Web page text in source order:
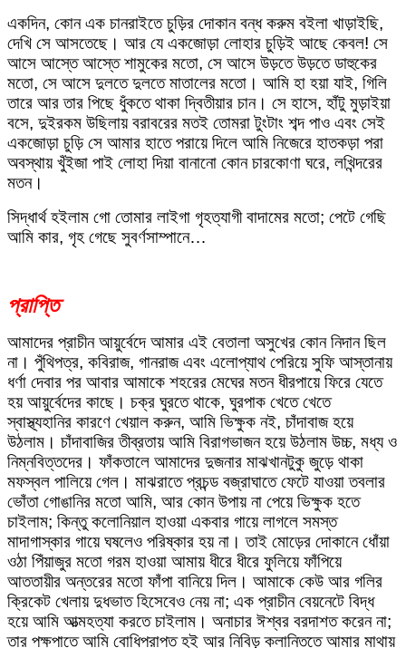
একদিন, কোন এক চানরাইতে চুড়ির দোকান বন্ধ করুম বইলা খাড়াইছি,
দেখি সে আসতেছে। আর যে একজোড়া লোহার চুড়িই আছে কেবল! সে
আসে আস্তে আস্তে শামুকের মতো, সে আসে উড়তে উড়তে ডাহুকের
মতো, সে আসে দুলতে দুলতে মাতালের মতো। আমি হা হয়া যাই, গিলি
তারে আর তার পিছে ধুঁকতে থাকা দ্বিতীয়ার চান। সে হাসে, হাঁটু মুড়াইয়া
বসে, দুইরকম উছিলায় বরাবরের মতই তোমরা টুংটাং শব্দ পাও এবং সেই
একজোড়া চুড়ি সে আমার হাতে পরায়ে দিলে আমি নিজেরে হাতকড়া পরা
অবস্থায় খুঁইজা পাই লোহা দিয়া বানানো কোন চারকোণা ঘরে, লখিন্দরের
মতন।
সিদ্ধার্থ হইলাম গো তোমার লাইগা গৃহত্যাগী বাদামের মতো; পেটে গেছি
আমি কার, গৃহ গেছে সুবর্ণসাম্পানে…
প্রাপ্তি
আমাদের প্রাচীন আয়ুর্বেদে আমার এই বেতালা অসুখের কোন নিদান ছিল
না। পুঁথিপত্র, কবিরাজ, গানরাজ এবং এলোপ্যাথ পেরিয়ে সুফি আস্তানায়
ধর্ণা দেবার পর আবার আমাকে শহরের মেঘের মতন ধীরপায়ে ফিরে যেতে
হয় আয়ুর্বেদের কাছে। চক্র ঘুরতে থাকে, ঘুরপাক খেতে খেতে
স্বাস্থ্যহানির কারণে খেয়াল করুন, আমি ভিক্ষুক নই, চাঁদাবাজ হয়ে
উঠলাম। চাঁদাবাজির তীব্রতায় আমি বিরাগভাজন হয়ে উঠলাম উচ্চ, মধ্য ও
নিম্নবিত্তদের। ফাঁকতালে আমাদের দুজনার মাঝখানটুকু জুড়ে থাকা
মফস্বল পালিয়ে গেল। মাঝরাতে প্রচন্ড বজ্রাঘাতে ফেটে যাওয়া তবলার
ভোঁতা গোঙানির মতো আমি, আর কোন উপায় না পেয়ে ভিক্ষুক হতে
চাইলাম; কিন্তু কলোনিয়াল হাওয়া একবার গায়ে লাগলে সমস্ত
মাদাগাস্কার গায়ে ঘষলেও পরিষ্কার হয় না। তাই মোড়ের দোকানে ধোঁয়া
ওঠা পিঁয়াজুর মতো গরম হাওয়া আমায় ধীরে ধীরে ফুলিয়ে ফাঁপিয়ে
আততায়ীর অন্তরের মতো ফাঁপা বানিয়ে দিল। আমাকে কেউ আর গলির
ক্রিকেট খেলায় দুধভাত হিসেবেও নেয় না; এক প্রাচীন বেয়নেটে বিদ্ধ
হয়ে আমি আত্মহত্যা করতে চাইলাম। অনাচার ঈশ্বর বরদাশত করেন না;
তার পক্ষপাতে আমি বোধিপ্রাপ্ত হই আর নিবিড় ক্লান্তিতে আমার মাথায়